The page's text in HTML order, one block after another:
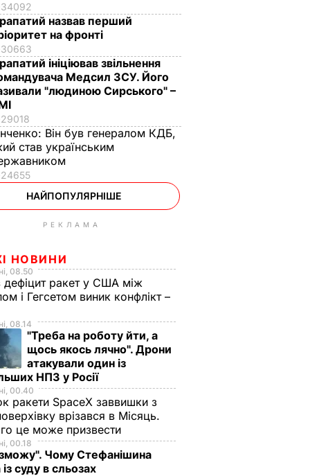
34092
назвав перший
на фронті
30663
ініціював звільнення
Медсил ЗСУ. Його
"людиною Сирського" –
29018
Він був генералом КДБ,
став українським
24655
НАЙПОПУЛЯРНІШЕ
РЕКЛАМА
НОВИНИ
08.50
дефіцит ракет у США між
і Гегсетом виник конфлікт –
08.14
"Треба на роботу йти, а
щось якось лячно". Дрони
атакували один із
НПЗ у Росії
00.40
ракети SpaceX заввишки з
врізався в Місяць.
це може призвести
00.18
Чому Стефанішина
суду в сльозах